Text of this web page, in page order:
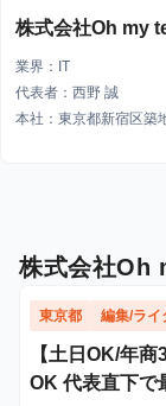
株式会社Oh my
業界：IT
代表者：西野 誠
本社：東京都新宿区築
株式会社Oh
東京都 編集/ライ
【土日OK/年
OK 代表直下で